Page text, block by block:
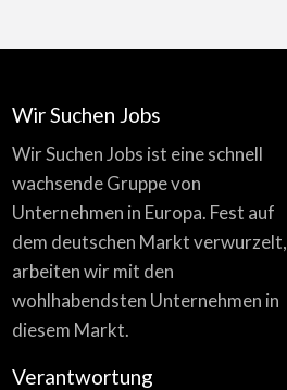
Wir Suchen Jobs
Wir Suchen Jobs ist eine schnell
wachsende Gruppe von
Unternehmen in Europa. Fest auf
dem deutschen Markt verwurzelt,
arbeiten wir mit den
wohlhabendsten Unternehmen in
diesem Markt.
Verantwortung